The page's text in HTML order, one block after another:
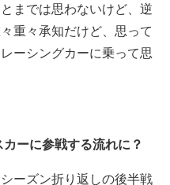
までは思わないけど、逆
重々承知だけど、思って
ーシングカーに乗って思
ーに参戦する流れに？
ーズン折り返しの後半戦